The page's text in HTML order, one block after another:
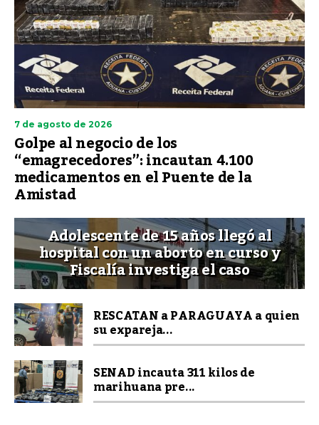
7 de agosto de 2026
Golpe al negocio de los
“emagrecedores”: incautan 4.100
medicamentos en el Puente de la
Amistad
Adolescente de 15 años llegó al
hospital con un aborto en curso y
Fiscalía investiga el caso
RESCATAN a PARAGUAYA a quien
su expareja...
SENAD incauta 311 kilos de
marihuana pre...